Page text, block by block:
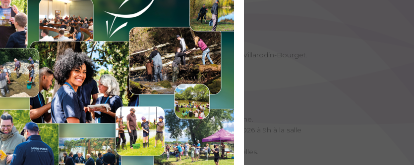
la salle de la Police Municipale d'Aime La Plagne.
2026 à 19h à la salle de réunion de la mairie de Ste Hélène du Lac.
2026 à 9h30 à la salle des fêtes de Beaufort.
2026 à 18h à la salle des associations (ancienne école primaire) de Villarodin-Bourget.
à 20h à la Villa Madeleine, place Momlingen de La Rochette.
à 20h à la salle des fêtes de Moutiers (bâtiment de la mairie).
2026 à 9h à la salle Galaxie de Bourg-St-Maurice.
mars 2026 à 18h à la salle Jean-Louis Barrault de St-Jean-de-Maurienne.
à la Mairie de St Michel de Maurienne et le dimanche 8 mars 2026 à 9h à la salle
au 1er étage de la Maison de l'Octroi, 1 place de la Corderie aux Echelles.
à la salle des fêtes de Yenne.